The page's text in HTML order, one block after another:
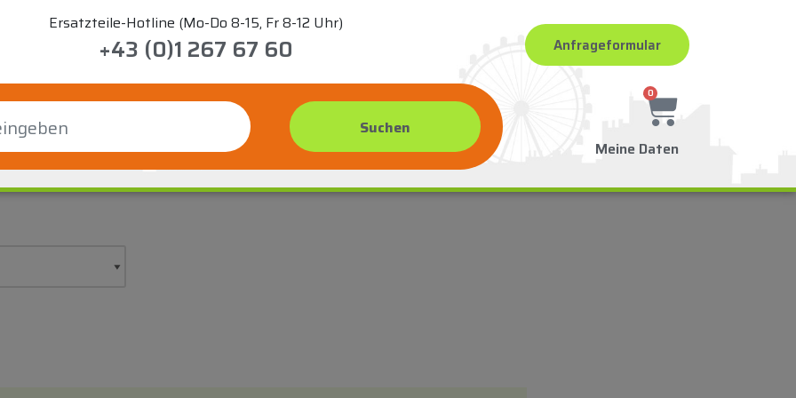
Ersatzteile-Hotline (Mo-Do 8-15, Fr 8-12 Uhr)
+43 (0)1 267 67 60 Anfrageformular
0
Meine Daten